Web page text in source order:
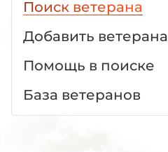
Поиск ветерана
Добавить ветерана
Помощь в поиске
База ветеранов